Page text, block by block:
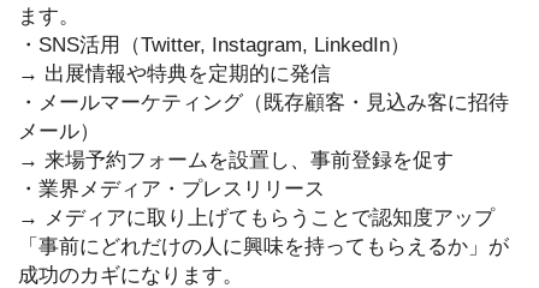
ます。
・SNS活用（Twitter, Instagram, LinkedIn）
→ 出展情報や特典を定期的に発信
・メールマーケティング（既存顧客・見込み客に招待
メール）
→ 来場予約フォームを設置し、事前登録を促す
・業界メディア・プレスリリース
→ メディアに取り上げてもらうことで認知度アップ
「事前にどれだけの人に興味を持ってもらえるか」が
成功のカギになります。